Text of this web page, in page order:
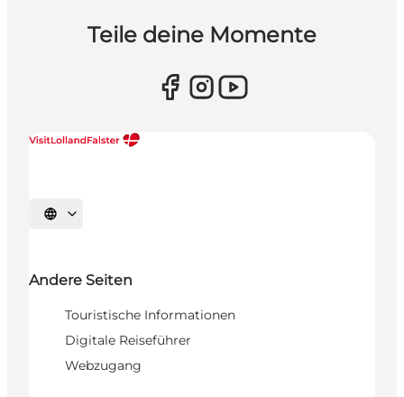
Teile deine Momente
Sprache auswählen
Andere Seiten
Touristische Informationen
Digitale Reiseführer
Webzugang